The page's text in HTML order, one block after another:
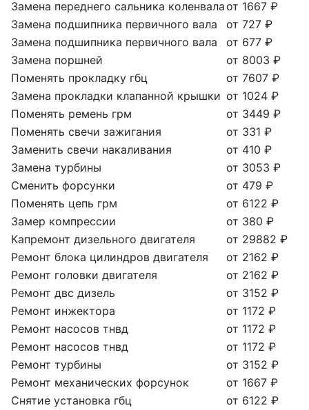
Замена переднего сальника коленвалаот 1667 ₽
Замена подшипника первичного вала
от 727 ₽
Замена подшипника первичного вала
от 677 ₽
Замена поршней
от 8003 ₽
Поменять прокладку гбц
от 7607 ₽
Замена прокладки клапанной крышки от 1024 ₽
Поменять ремень грм
от 3449 ₽
Поменять свечи зажигания
от 331 ₽
Заменить свечи накаливания
от 410 ₽
Замена турбины
от 3053 ₽
Сменить форсунки
от 479 ₽
Поменять цепь грм
от 6122 ₽
Замер компрессии
от 380 ₽
Капремонт дизельного двигателя
от 29882 ₽
Ремонт блока цилиндров двигателя
от 2162 ₽
Ремонт головки двигателя
от 2162 ₽
Ремонт двс дизель
от 3152 ₽
Ремонт инжектора
от 1172 ₽
Ремонт насосов тнвд
от 1172 ₽
Ремонт насосов тнвд
от 1172 ₽
Ремонт турбины
от 3152 ₽
Ремонт механических форсунок
от 1667 ₽
Снятие установка гбц
от 6122 ₽